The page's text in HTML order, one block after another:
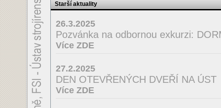
Starší aktuality
26.3.2025
Pozvánka na odbornou exkurzi:
Více ZDE
27.2.2025
DEN OTEVŘENÝCH DVEŘÍ NA ÚST
Více ZDE